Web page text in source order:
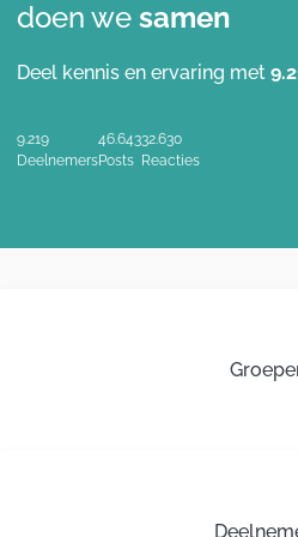
doen we samen
Deel kennis en ervaring met
9.219
Deelnemers
46.643
Posts
32.630
Reacties